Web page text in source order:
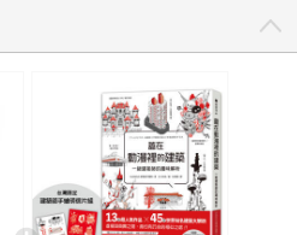
你向他討教經營之道，他非要
，講鼎泰豐的小籠包，一個人
書，三采的書深入大眾生活，
對三采總有不同的描述。 說到
生，就一定少不了三采的《改
速效按摩輕圖典》《熱量速查
不失敗的電子鍋蛋糕麵包》